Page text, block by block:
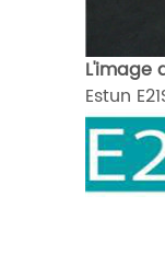
L'image
Estun